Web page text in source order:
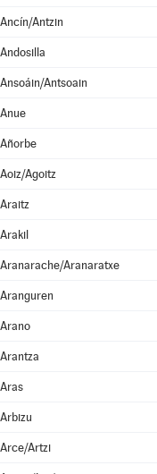
Ancín/Antzin
Andosilla
Ansoáin/Antsoain
Anue
Añorbe
Aoiz/Agoitz
Araitz
Arakil
Aranarache/Aranaratxe
Aranguren
Arano
Arantza
Aras
Arbizu
Arce/Artzi